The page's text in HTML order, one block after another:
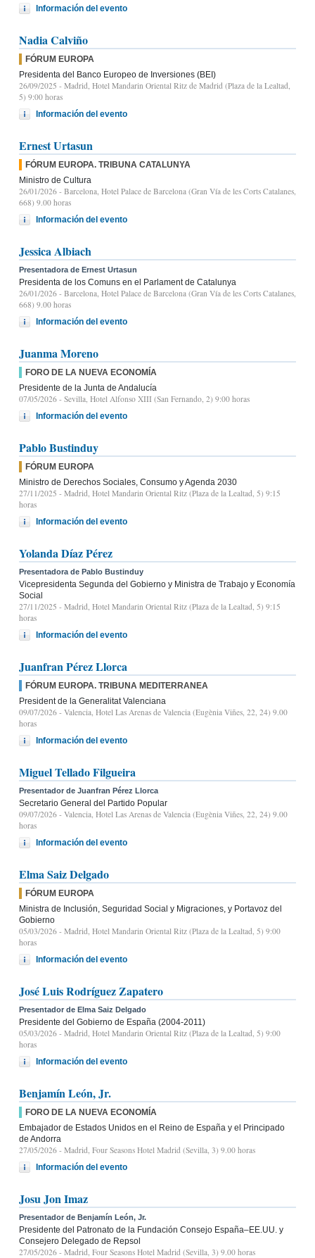
Información del evento
Nadia Calviño
FÓRUM EUROPA
Presidenta del Banco Europeo de Inversiones (BEI)
26/09/2025 - Madrid, Hotel Mandarin Oriental Ritz de Madrid (Plaza de la Lealtad,
5) 9:00 horas
Información del evento
Ernest Urtasun
FÓRUM EUROPA. TRIBUNA CATALUNYA
Ministro de Cultura
26/01/2026 - Barcelona, Hotel Palace de Barcelona (Gran Vía de les Corts Catalanes,
668) 9.00 horas
Información del evento
Jessica Albiach
Presentadora de Ernest Urtasun
Presidenta de los Comuns en el Parlament de Catalunya
26/01/2026 - Barcelona, Hotel Palace de Barcelona (Gran Vía de les Corts Catalanes,
668) 9.00 horas
Información del evento
Juanma Moreno
FORO DE LA NUEVA ECONOMÍA
Presidente de la Junta de Andalucía
07/05/2026 - Sevilla, Hotel Alfonso XIII (San Fernando, 2) 9:00 horas
Información del evento
Pablo Bustinduy
FÓRUM EUROPA
Ministro de Derechos Sociales, Consumo y Agenda 2030
27/11/2025 - Madrid, Hotel Mandarin Oriental Ritz (Plaza de la Lealtad, 5) 9:15
horas
Información del evento
Yolanda Díaz Pérez
Presentadora de Pablo Bustinduy
Vicepresidenta Segunda del Gobierno y Ministra de Trabajo y Economía
Social
27/11/2025 - Madrid, Hotel Mandarin Oriental Ritz (Plaza de la Lealtad, 5) 9:15
horas
Información del evento
Juanfran Pérez Llorca
FÓRUM EUROPA. TRIBUNA MEDITERRANEA
President de la Generalitat Valenciana
09/07/2026 - Valencia, Hotel Las Arenas de Valencia (Eugènia Viñes, 22, 24) 9.00
horas
Información del evento
Miguel Tellado Filgueira
Presentador de Juanfran Pérez Llorca
Secretario General del Partido Popular
09/07/2026 - Valencia, Hotel Las Arenas de Valencia (Eugènia Viñes, 22, 24) 9.00
horas
Información del evento
Elma Saiz Delgado
FÓRUM EUROPA
Ministra de Inclusión, Seguridad Social y Migraciones, y Portavoz del
Gobierno
05/03/2026 - Madrid, Hotel Mandarin Oriental Ritz (Plaza de la Lealtad, 5) 9:00
horas
Información del evento
José Luis Rodríguez Zapatero
Presentador de Elma Saiz Delgado
Presidente del Gobierno de España (2004-2011)
05/03/2026 - Madrid, Hotel Mandarin Oriental Ritz (Plaza de la Lealtad, 5) 9:00
horas
Información del evento
Benjamín León, Jr.
FORO DE LA NUEVA ECONOMÍA
Embajador de Estados Unidos en el Reino de España y el Principado
de Andorra
27/05/2026 - Madrid, Four Seasons Hotel Madrid (Sevilla, 3) 9.00 horas
Información del evento
Josu Jon Imaz
Presentador de Benjamín León, Jr.
Presidente del Patronato de la Fundación Consejo España–EE.UU. y
Consejero Delegado de Repsol
27/05/2026 - Madrid, Four Seasons Hotel Madrid (Sevilla, 3) 9.00 horas